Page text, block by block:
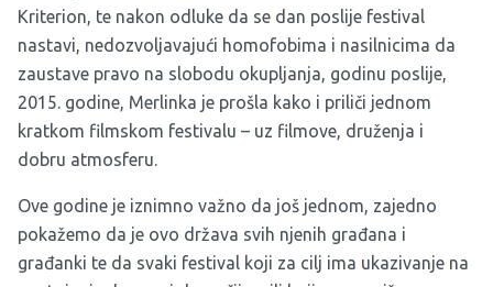
Kriterion, te nakon odluke da se dan poslije festival
nastavi, nedozvoljavajući homofobima i nasilnicima da
zaustave pravo na slobodu okupljanja, godinu poslije,
2015. godine, Merlinka je prošla kako i priliči jednom
kratkom filmskom festivalu – uz filmove, druženja i
dobru atmosferu.
Ove godine je iznimno važno da još jednom, zajedno
pokažemo da je ovo država svih njenih građana i
građanki te da svaki festival koji za cilj ima ukazivanje na